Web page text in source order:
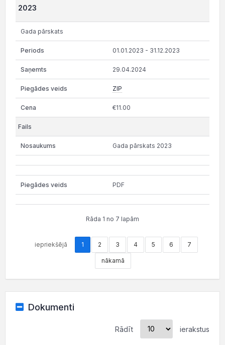
2023
Gada pārskats
01.01.2023 - 31.12.2023
29.04.2024
ZIP
€11.00
Gada pārskats 2023
PDF
Rāda 1 no 7 lapām
iepriekšējā 1 2 3 4 5 6 7
nākamā
Dokumenti
Rādīt ierakstus